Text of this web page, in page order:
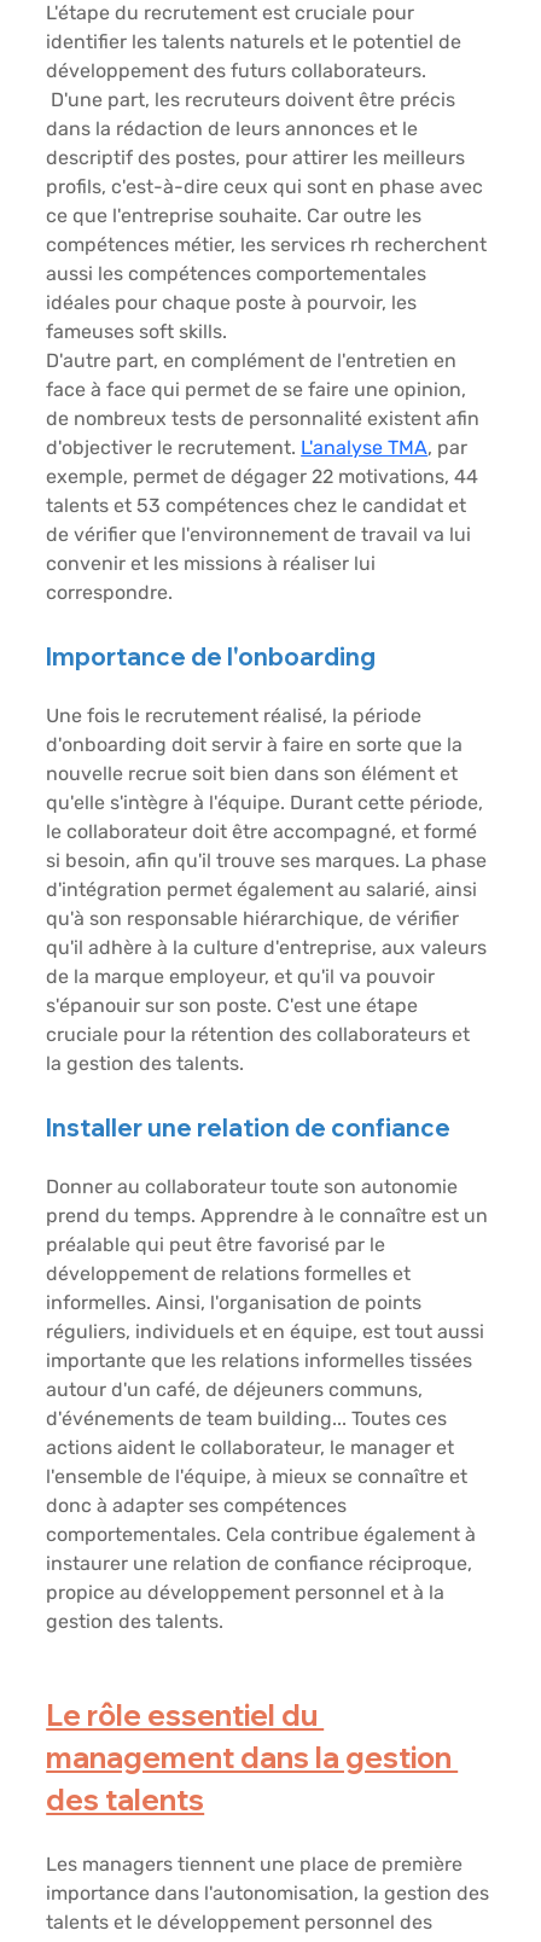
L'étape du recrutement est cruciale pour
identifier les talents naturels et le potentiel de
développement des futurs collaborateurs.
dans la rédaction de leurs annonces et le
descriptif des postes, pour attirer les meilleurs
profils, c'est-à-dire ceux qui sont en phase avec
ce que l'entreprise souhaite. Car outre les
compétences métier, les services rh recherchent
aussi les compétences comportementales
idéales pour chaque poste à pourvoir, les
fameuses soft skills.
D'autre part, en complément de l'entretien en
face à face qui permet de se faire une opinion,
de nombreux tests de personnalité existent afin
d'objectiver le recrutement. L'analyse TMA, par
exemple, permet de dégager 22 motivations, 44
talents et 53 compétences chez le candidat et
de vérifier que l'environnement de travail va lui
convenir et les missions à réaliser lui
correspondre.
Importance de l'onboarding
Une fois le recrutement réalisé, la période
d'onboarding doit servir à faire en sorte que la
nouvelle recrue soit bien dans son élément et
qu'elle s'intègre à l'équipe. Durant cette période,
le collaborateur doit être accompagné, et formé
si besoin, afin qu'il trouve ses marques. La phase
d'intégration permet également au salarié, ainsi
qu'à son responsable hiérarchique, de vérifier
qu'il adhère à la culture d'entreprise, aux valeurs
de la marque employeur, et qu'il va pouvoir
s'épanouir sur son poste. C'est une étape
cruciale pour la rétention des collaborateurs et
la gestion des talents.
Installer une relation de confiance
Donner au collaborateur toute son autonomie
prend du temps. Apprendre à le connaître est un
préalable qui peut être favorisé par le
développement de relations formelles et
informelles. Ainsi, l'organisation de points
réguliers, individuels et en équipe, est tout aussi
importante que les relations informelles tissées
autour d'un café, de déjeuners communs,
d'événements de team building... Toutes ces
actions aident le collaborateur, le manager et
l'ensemble de l'équipe, à mieux se connaître et
donc à adapter ses compétences
comportementales. Cela contribue également à
instaurer une relation de confiance réciproque,
propice au développement personnel et à la
gestion des talents.
Le rôle essentiel du
management dans la gestion
des talents
Les managers tiennent une place de première
importance dans l'autonomisation, la gestion des
talents et le développement personnel des